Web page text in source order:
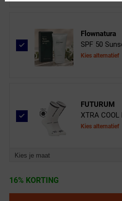
Flownatura
SPF 50
Kies alternatief
FUTURUM
XTRA
Kies alternatief
Kies je maat
16% KORTING